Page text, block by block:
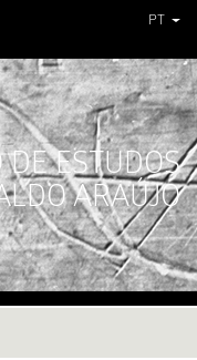
PT
ESTUDOS
ARAÚJO